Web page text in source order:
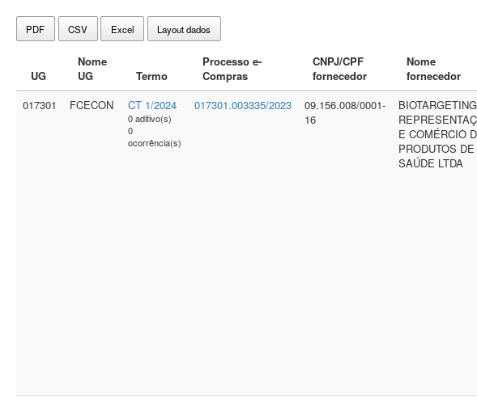
PDF CSV Excel Layout dados
UG
Nome
UG
Termo
Processo e-
Compras
CNPJ/CPF
fornecedor
Nome
fornecedor
017301
FCECON CT 1/2024
0 aditivo(s)
0
ocorrência(s)
017301.003335/2023
09.156.008/0001-
16
BIOTARGETING
E COMÉRCIO
PRODUTOS DE
SAÚDE LTDA